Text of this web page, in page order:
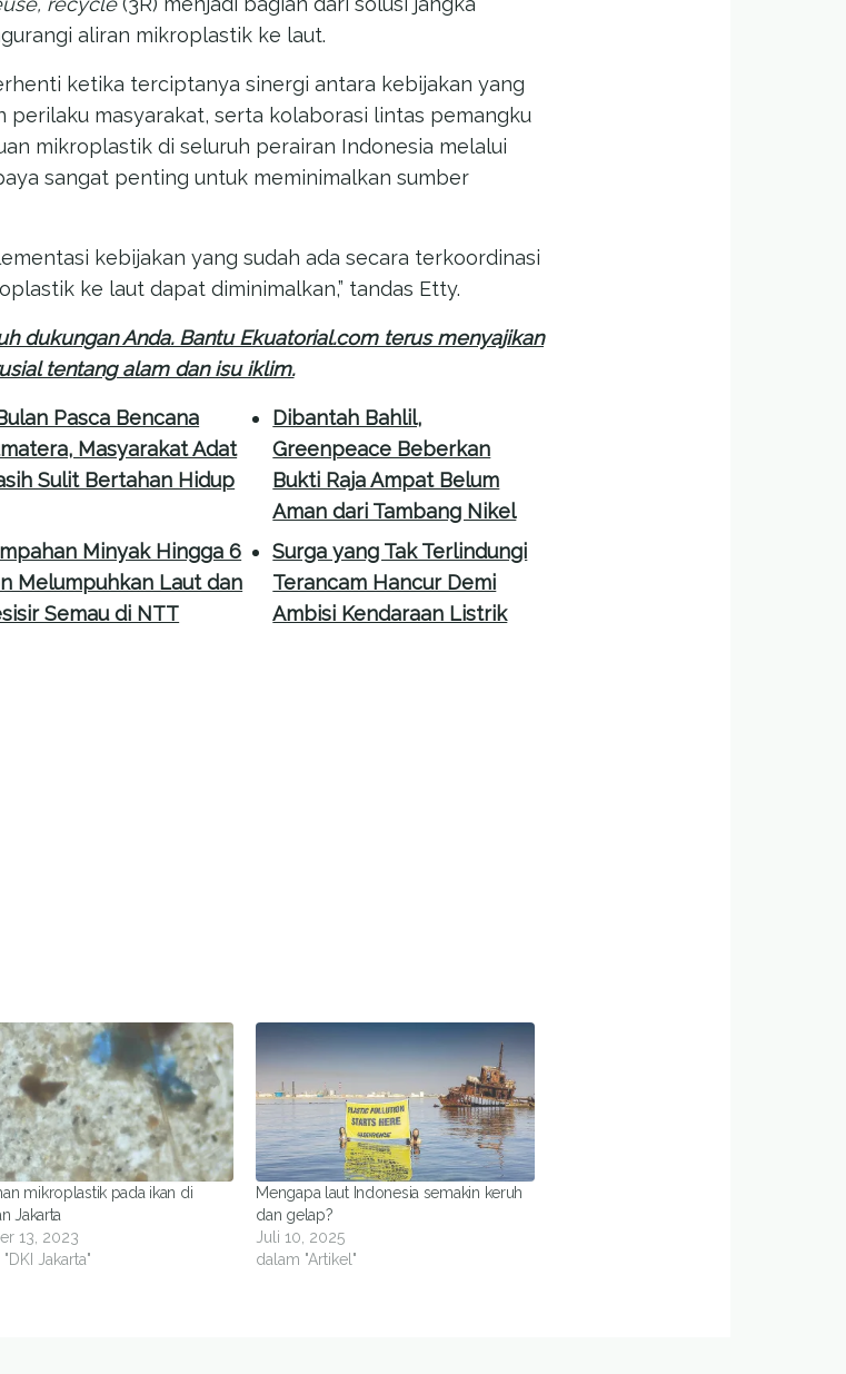
aliran mikroplastik ke laut.
ketika terciptanya sinergi antara kebijakan yang
masyarakat, serta kolaborasi lintas pemangku
mikroplastik di seluruh perairan Indonesia melalui
sangat penting untuk meminimalkan sumber
kebijakan yang sudah ada secara terkoordinasi
ke laut dapat diminimalkan,” tandas Etty.
dukungan Anda. Bantu Ekuatorial.com terus menyajikan
tentang alam dan isu iklim.
Pasca Bencana
Masyarakat Adat
Sulit Bertahan Hidup
Dibantah Bahlil,
Greenpeace Beberkan
Bukti Raja Ampat Belum
Aman dari Tambang Nikel
Minyak Hingga 6
Melumpuhkan Laut dan
Semau di NTT
Surga yang Tak Terlindungi
Terancam Hancur Demi
Ambisi Kendaraan Listrik
mikroplastik pada ikan di
Jakarta
13, 2023
Jakarta"
Mengapa laut Indonesia semakin keruh
dan gelap?
Juli 10, 2025
dalam "Artikel"